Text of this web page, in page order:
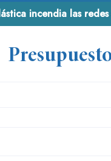
incendia las redes